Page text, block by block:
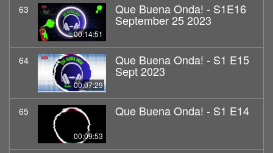
63
00:14:51
Que Buena Onda! - S1E16
September 25 2023
64
00:07:29
Que Buena Onda! - S1 E15
Sept 2023
65
00:09:53
Que Buena Onda! - S1 E14